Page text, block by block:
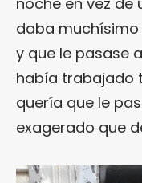
daba
y que le pasase
había trabajado
quería que le
exagerado que